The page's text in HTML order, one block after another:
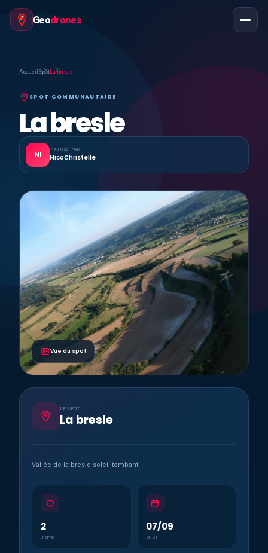
Geodrones
Accueil SpotLa bresle
SPOT COMMUNAUTAIRE
La bresle
NI
PROPOSÉ PAR
NicoChristelle
Vue du spot
LE SPOT
La bresle
Vallée de la bresle soleil tombant
2
J’aime
07/09
2021